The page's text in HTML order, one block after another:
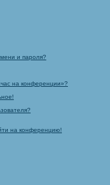
и пароля?
на конференции»?
на конференцию!